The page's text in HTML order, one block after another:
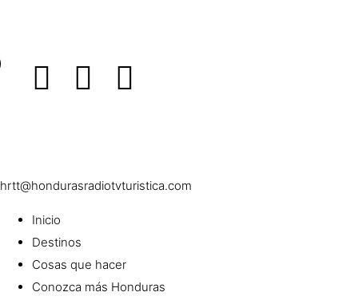
hrtt@hondurasradiotvturistica.com
Inicio
Destinos
Cosas que hacer
Conozca más Honduras